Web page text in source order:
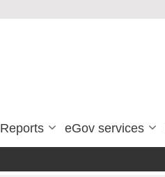
Reports eGov services